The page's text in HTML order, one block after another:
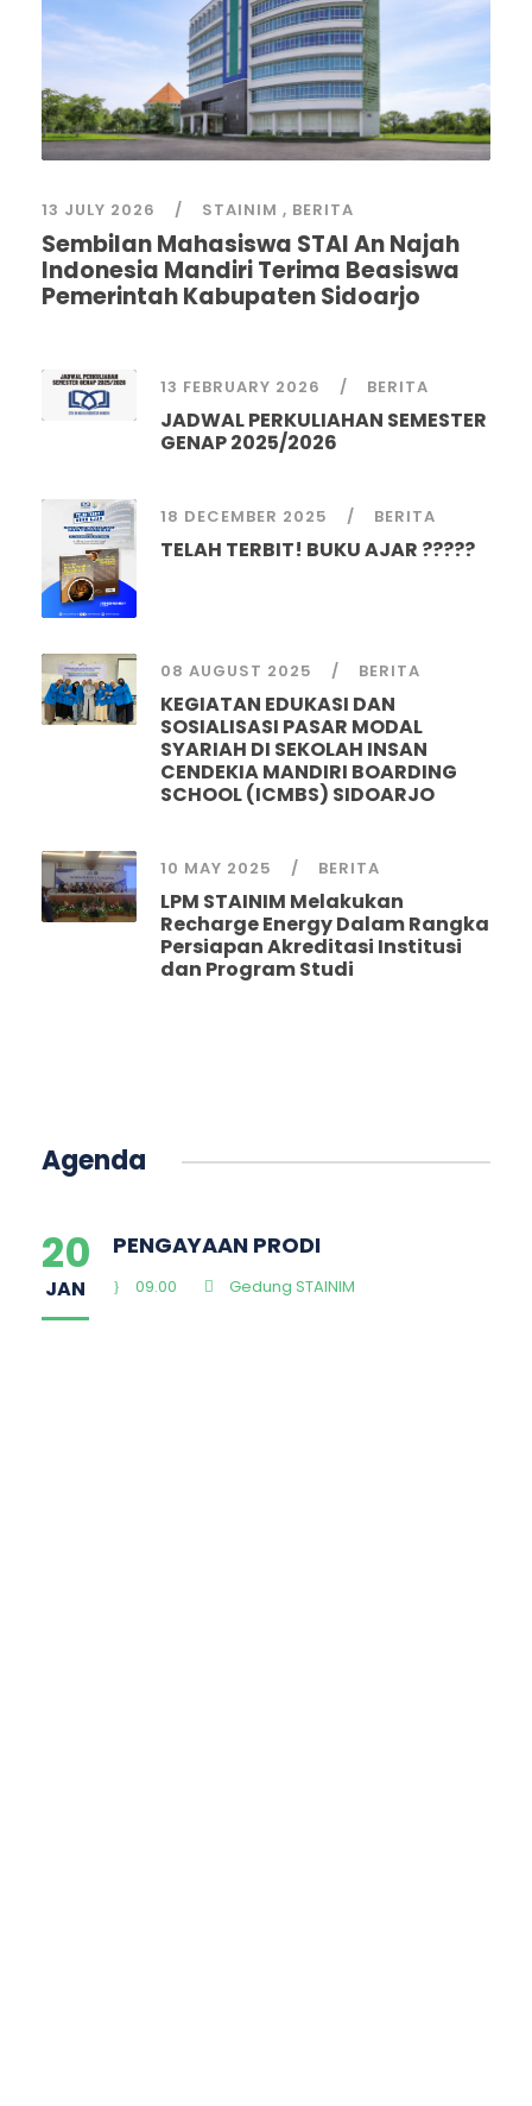
13 JULY 2026 STAINIM , BERITA
Sembilan Mahasiswa STAI An Najah
Indonesia Mandiri Terima Beasiswa
Pemerintah Kabupaten Sidoarjo
13 FEBRUARY 2026 BERITA
JADWAL PERKULIAHAN SEMESTER
GENAP 2025/2026
18 DECEMBER 2025 BERITA
TELAH TERBIT! BUKU AJAR ?????
08 AUGUST 2025 BERITA
KEGIATAN EDUKASI DAN
SOSIALISASI PASAR MODAL
SYARIAH DI SEKOLAH INSAN
CENDEKIA MANDIRI BOARDING
SCHOOL (ICMBS) SIDOARJO
10 MAY 2025 BERITA
LPM STAINIM Melakukan
Recharge Energy Dalam Rangka
Persiapan Akreditasi Institusi
dan Program Studi
Agenda
20
JAN
PENGAYAAN PRODI
09.00 Gedung STAINIM